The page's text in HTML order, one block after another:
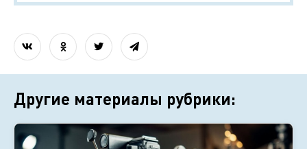
Другие материалы рубрики: